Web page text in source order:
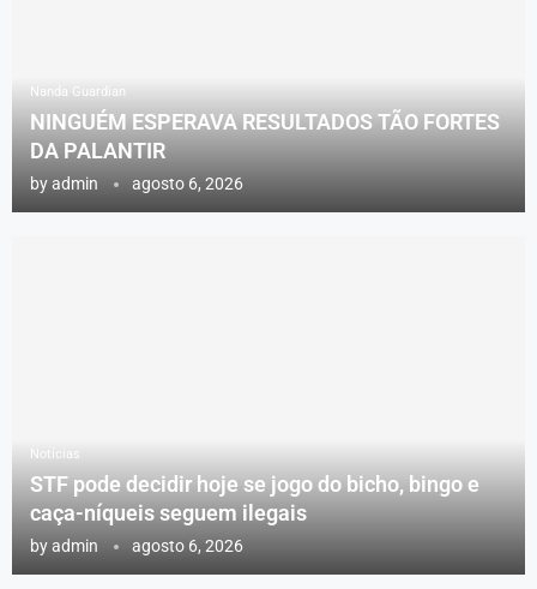
Nanda Guardian
NINGUÉM ESPERAVA RESULTADOS TÃO FORTES
DA PALANTIR
byadmin agosto 6, 2026
Notícias
STF pode decidir hoje se jogo do bicho, bingo e
caça-níqueis seguem ilegais
byadmin agosto 6, 2026